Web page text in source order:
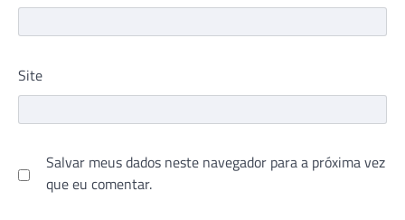
Site
Salvar meus dados neste navegador para a próxima vez
que eu comentar.